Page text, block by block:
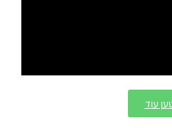
עוד